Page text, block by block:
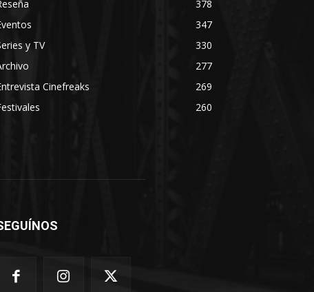
378
347
y TV
330
277
Cinefreaks
269
260